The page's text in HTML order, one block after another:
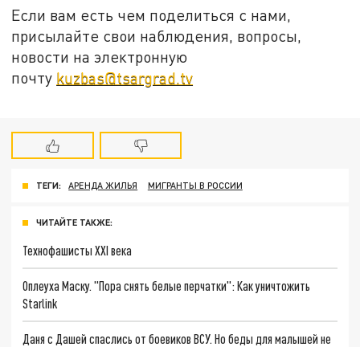
Если вам есть чем поделиться с нами,
присылайте свои наблюдения, вопросы,
новости на электронную
почту kuzbas@tsargrad.tv
ТЕГИ: АРЕНДА ЖИЛЬЯ МИГРАНТЫ В РОССИИ
ЧИТАЙТЕ ТАКЖЕ:
Технофашисты XXI века
Оплеуха Маску. "Пора снять белые перчатки": Как уничтожить
Starlink
Даня с Дашей спаслись от боевиков ВСУ. Но беды для малышей не